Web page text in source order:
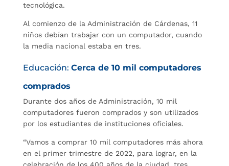
tecnológica.
Al comienzo de la Administración de Cárdenas, 11
niños debían trabajar con un computador, cuando
la media nacional estaba en tres.
Educación: Cerca de 10 mil computadores
comprados
Durante dos años de Administración, 10 mil
computadores fueron comprados y son utilizados
por los estudiantes de instituciones oficiales.
“Vamos a comprar 10 mil computadores más ahora
en el primer trimestre de 2022, para lograr, en la
celebración de los 400 años de la ciudad, tres